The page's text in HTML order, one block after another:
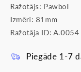
Ražotājs: Pawbol
Izmēri: 81mm
Ražotāja ID: A.0054
Piegāde 1-7